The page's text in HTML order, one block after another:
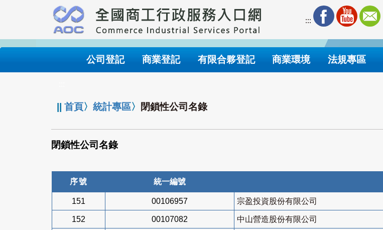
要
內
:::
公司登記 商業登記 有限合夥登記 商業環境 法規專區
||首頁〉統計專區〉 閉鎖性公司名錄
閉鎖性公司名錄
序號 統一編號
151 00106957 宗盈投資股份有限公司
152 00107082 中山營造股份有限公司